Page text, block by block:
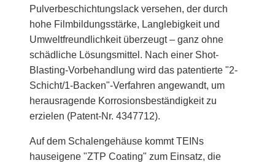
Pulverbeschichtungslack versehen, der durch
hohe Filmbildungsstärke, Langlebigkeit und
Umweltfreundlichkeit überzeugt – ganz ohne
schädliche Lösungsmittel. Nach einer Shot-
Blasting-Vorbehandlung wird das patentierte "2-
Schicht/1-Backen"-Verfahren angewandt, um
herausragende Korrosionsbeständigkeit zu
erzielen (Patent-Nr. 4347712).
Auf dem Schalengehäuse kommt TEINs
hauseigene "ZTP Coating" zum Einsatz, die